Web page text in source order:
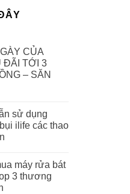
dẫn sử dụng robot
CỦA
ĐÃI TỚI 3
– SĂN
sử dụng
ilife các thao
máy rửa bát
3 thương